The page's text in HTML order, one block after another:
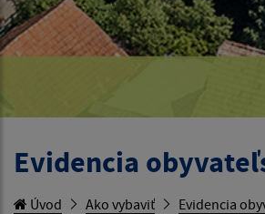
Evidencia
Úvod Ako vybaviť
Evidencia